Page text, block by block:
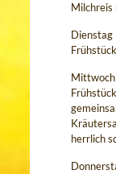
Milchreis
Dienstag
Mittwoch
herrlich